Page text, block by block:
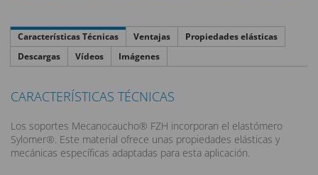
Características Técnicas Ventajas
Propiedades elásticas
Descargas
Vídeos Imágenes
CARACTERÍSTICAS TÉCNICAS
Los soportes Mecanocaucho® FZH incorporan el elastómero
Sylomer®. Este material ofrece unas propiedades elásticas y
mecánicas específicas adaptadas para esta aplicación.